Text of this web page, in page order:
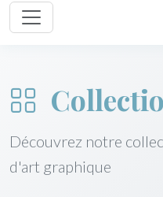
Découvrez notre
d'art graphique